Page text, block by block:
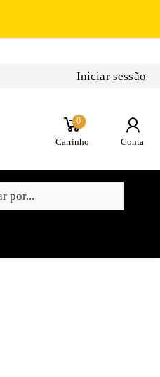
Iniciar sessão
0
Carrinho Conta